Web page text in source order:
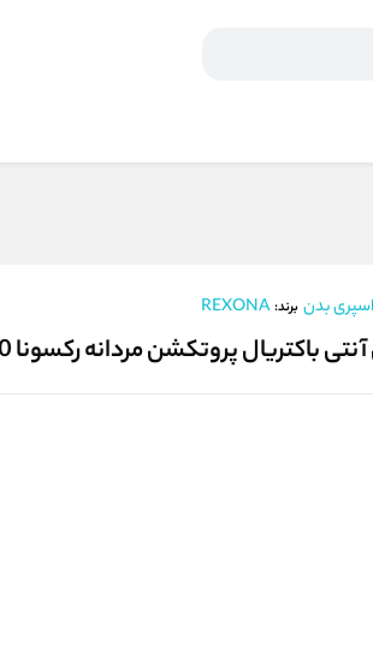
اسپری بدن برند: REXONA
باکتریال پروتکشن مردانه رکسونا 200 میل